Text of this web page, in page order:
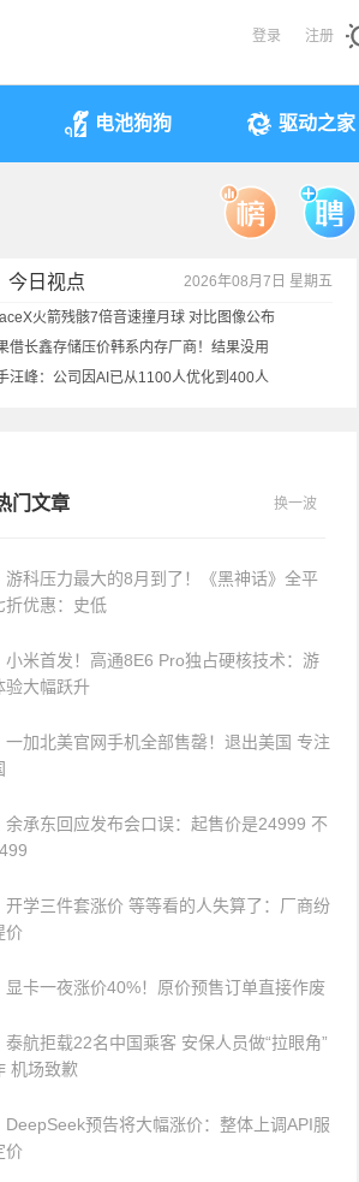
登录 注册
电池狗狗 驱动之家
今日视点 2026年08月7日 星期五
火箭残骸7倍音速撞月球 对比图像公布
借长鑫存储压价韩系内存厂商！结果没用
汪峰：公司因AI已从1100人优化到400人
门文章 换一波
游科压力最大的8月到了！《黑神话》全平
折优惠：史低
小米首发！高通8E6 Pro独占硬核技术：游
验大幅跃升
一加北美官网手机全部售罄！退出美国 专注
余承东回应发布会口误：起售价是24999 不
开学三件套涨价 等等看的人失算了：厂商纷
价
显卡一夜涨价40%！原价预售订单直接作废
泰航拒载22名中国乘客 安保人员做“拉眼角”
机场致歉
DeepSeek预告将大幅涨价：整体上调API服
价